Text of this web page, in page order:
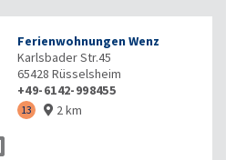
Ferienwohnungen Wenz
Karlsbader Str.45
65428 Rüsselsheim
+49-6142-998455
13  2 km